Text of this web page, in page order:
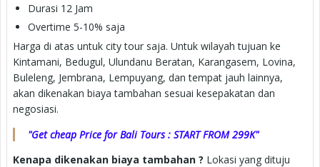
Durasi 12 Jam
Overtime 5-10% saja
Harga di atas untuk city tour saja. Untuk wilayah tujuan ke
Kintamani, Bedugul, Ulundanu Beratan, Karangasem, Lovina,
Buleleng, Jembrana, Lempuyang, dan tempat jauh lainnya,
akan dikenakan biaya tambahan sesuai kesepakatan dan
negosiasi.
"Get cheap Price for Bali Tours : START FROM 299K"
Kenapa dikenakan biaya tambahan ? Lokasi yang dituju